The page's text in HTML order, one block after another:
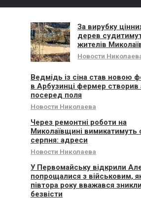
За вирубку
дерев
жителів
Новости
Ведмідь із сіна став новою
в Арбузинці фермер створив
посеред поля
Новости Николаева
Через ремонтні роботи на
Миколаївщині вимикатимуть
серпня: адреси
Новости Николаева
У Первомайську відкрили
попрощалися з військовим,
півтора року вважався
безвісти